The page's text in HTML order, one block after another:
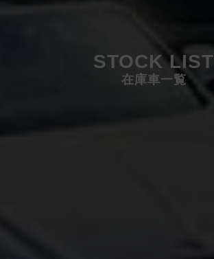
STOCK LIST
在庫車一覧